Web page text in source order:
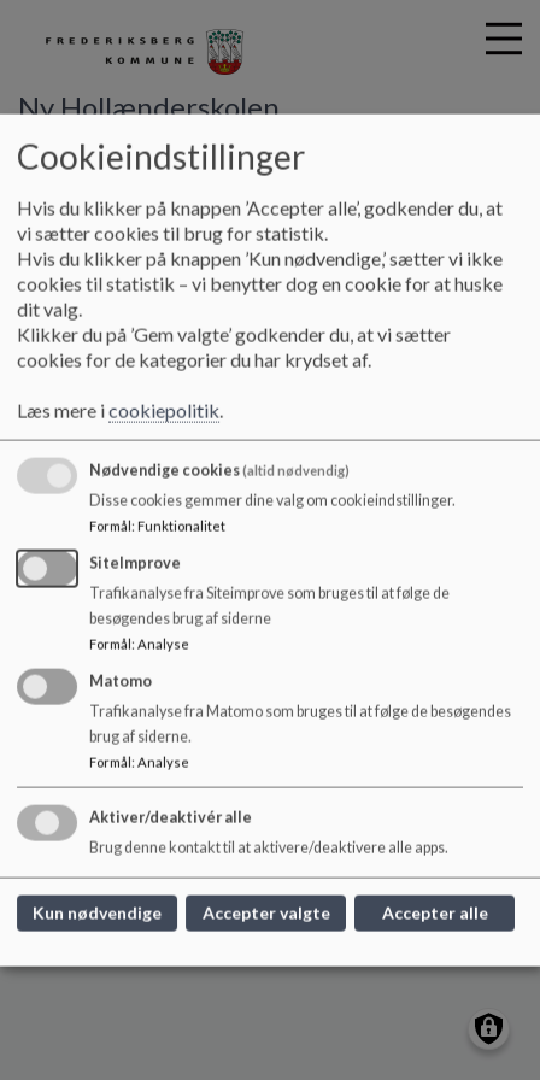
i
Ny Hollænderskolen
Kontakt IT-service
IT-service
IT-supporter
Michael Nørmark Poulsen telefon 2898 2706
Ny Hollænderskolen
Hollændervej 3, 1855 Frb C.
nyhollaenderskolen@frederiksberg.dk
+45 3821 0810
webtilgængelighed
Sitemap
Cookie politik
Cookieindstillinger
Hvis du klikker på knappen ’Accepter alle’, godkender du, at
vi sætter cookies til brug for statistik.
Hvis du klikker på knappen ’Kun nødvendige,’ sætter vi ikke
cookies til statistik – vi benytter dog en cookie for at huske
dit valg.
Klikker du på ’Gem valgte’ godkender du, at vi sætter
cookies for de kategorier du har krydset af.
Læs mere icookiepolitik.
Nødvendige cookies(altid nødvendig)
Disse cookies gemmer dine valg om cookieindstillinger.
Formål: Funktionalitet
SiteImprove
Trafikanalyse fra Siteimprove som bruges til at følge de
besøgendes brug af siderne
Formål: Analyse
Matomo
Trafikanalyse fra Matomo som bruges til at følge de besøgendes
brug af siderne.
Formål: Analyse
Aktiver/deaktivér alle
Brug denne kontakt til at aktivere/deaktivere alle apps.
Kun nødvendige Accepter valgte Accepter alle